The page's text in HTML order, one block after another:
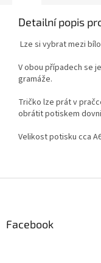
Detailní popis
Lze si vybrat mezi
V obou případech se
gramáže.
Tričko lze prát v
obrátit potiskem
Velikost potisku cca
Facebook